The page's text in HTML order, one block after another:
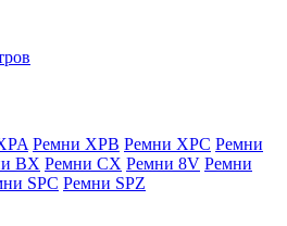
Ремни XPB Ремни XPC Ремни
BX Ремни CX Ремни 8V Ремни
SPC Ремни SPZ